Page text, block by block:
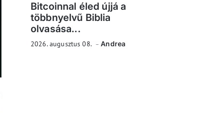
Bitcoinnal éled újjá a
többnyelvű Biblia
olvasása...
2026. augusztus 08. Andrea